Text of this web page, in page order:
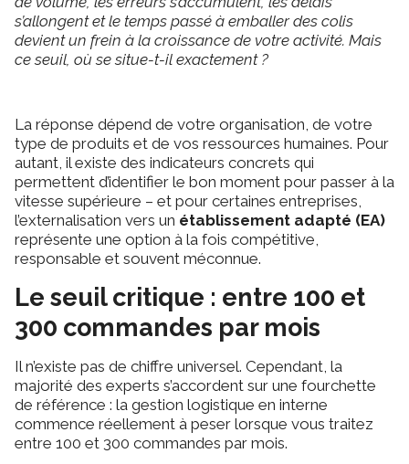
s’allongent et le temps passé à emballer des colis
devient un frein à la croissance de votre activité. Mais
ce seuil, où se situe-t-il exactement ?
La réponse dépend de votre organisation, de votre
type de produits et de vos ressources humaines. Pour
autant, il existe des indicateurs concrets qui
permettent d’identifier le bon moment pour passer à la
vitesse supérieure – et pour certaines entreprises,
l’externalisation vers un établissement adapté (EA)
représente une option à la fois compétitive,
responsable et souvent méconnue.
Le seuil critique : entre 100 et
300 commandes par mois
Il n’existe pas de chiffre universel. Cependant, la
majorité des experts s’accordent sur une fourchette
de référence : la gestion logistique en interne
commence réellement à peser lorsque vous traitez
entre 100 et 300 commandes par mois.